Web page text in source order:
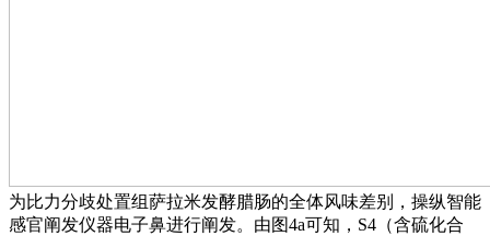
为比力分歧处置组萨拉米发酵腊肠的全体风味差别，操纵智能
感官阐发仪器电子鼻进行阐发。由图4a可知，S4（含硫化合